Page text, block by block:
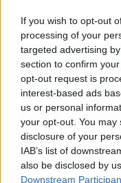
If you wish to opt-out
processing of your
targeted advertising
section to confirm
opt-out request is
interest-based ads
us or personal
your opt-out. You
disclosure of your
IAB’s list of
also be disclosed by
Downstream
ΔΕΙΤΕ
ΣΤΗΝ ΙΔΙΑ